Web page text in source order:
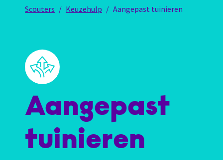
Scouters Keuzehulp Aangepast tuinieren
Aangepast
tuinieren